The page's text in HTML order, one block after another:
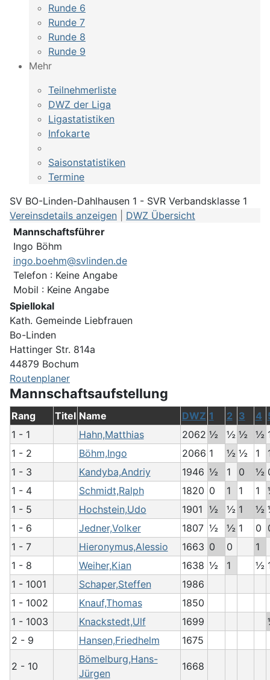
Runde 6
Runde 7
Runde 8
Runde 9
Mehr
Teilnehmerliste
DWZ der Liga
Ligastatistiken
Infokarte
Saisonstatistiken
Termine
SV BO-Linden-Dahlhausen 1 - SVR Verbandsklasse 1
Vereinsdetails anzeigen
DWZ Übersicht
Mannschaftsführer
Ingo Böhm
ingo.boehm@svlinden.de
Telefon : Keine Angabe
Mobil : Keine Angabe
Spiellokal
Kath. Gemeinde Liebfrauen
Bo-Linden
Hattinger Str. 814a
44879 Bochum
Routenplaner
Mannschaftsaufstellung
Rang Titel Name DWZ 1 2 3 4
1 - 1
Hahn,Matthias 2062 ½ ½ ½ ½
1 - 2
Böhm,Ingo 2066 1 ½ ½ 1
1 - 3
Kandyba,Andriy 1946 ½ 1 0 ½
1 - 4
Schmidt,Ralph 1820 0 1 1 1
1 - 5
Hochstein,Udo 1901 ½ ½ 1 ½
1 - 6
Jedner,Volker 1807 ½ ½ 1 0
1 - 7
Hieronymus,Alessio 1663 0 0
1
1 - 8
Weiher,Kian 1638 ½ 1 ½
1 - 1001
Schaper,Steffen
1986
1 - 1002
Knauf,Thomas
1850
1 - 1003
Knackstedt,Ulf 1699
2 - 9
Hansen,Friedhelm 1675
2 - 10
Bömelburg,Hans-
Jürgen
1668